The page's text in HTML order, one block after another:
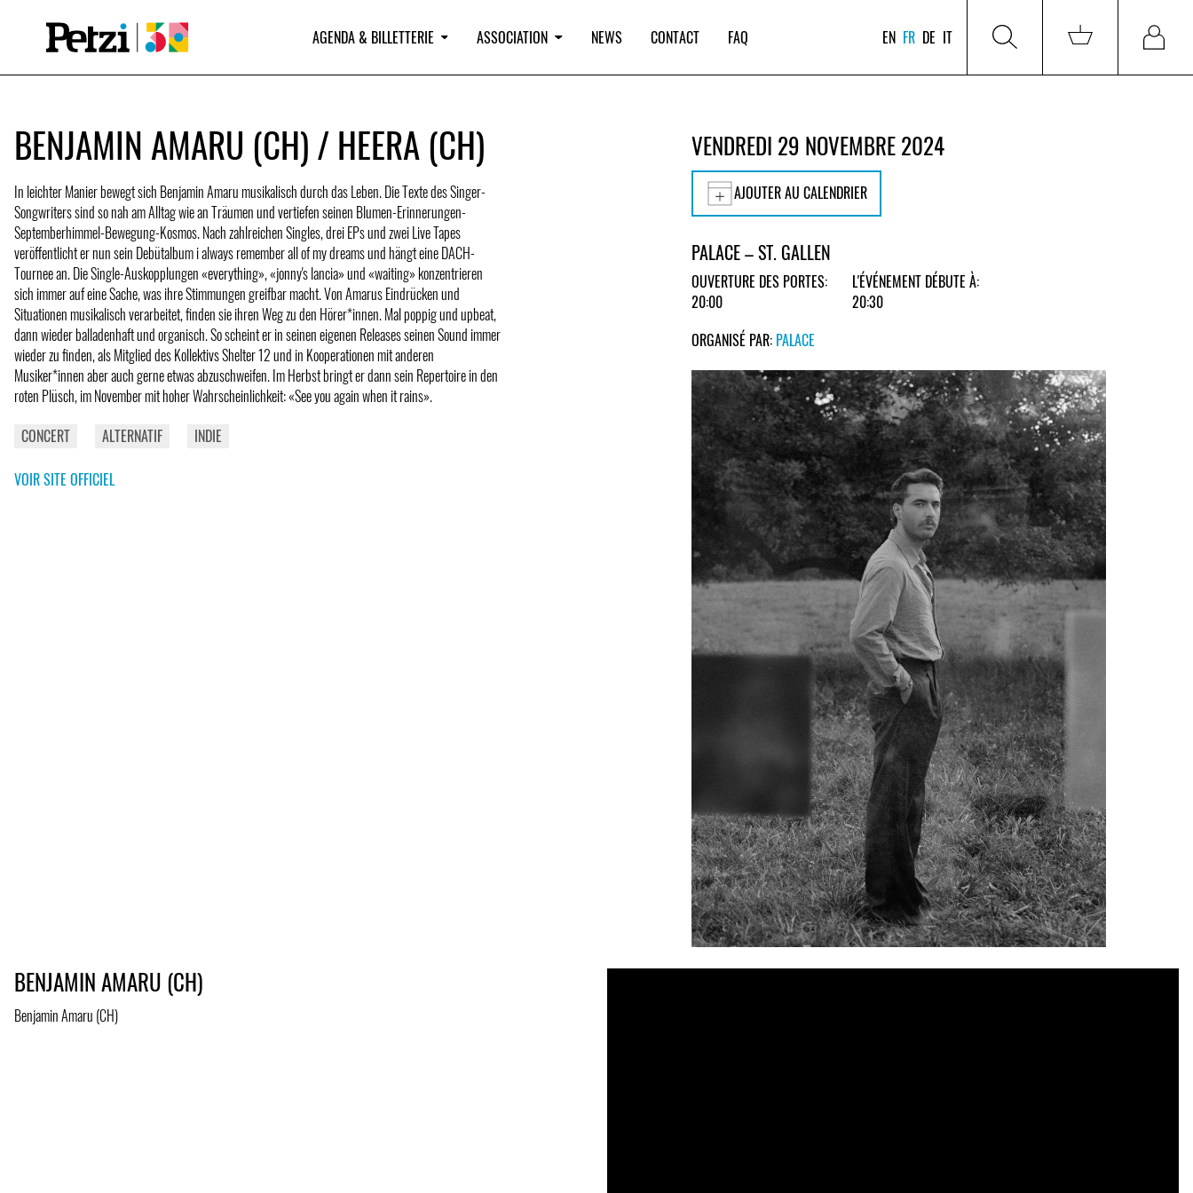
AGENDA & BILLETTERIE ASSOCIATION NEWS CONTACT FAQ EN FR DE IT
BENJAMIN AMARU (CH) / HEERA (CH)
In leichter Manier bewegt sich Benjamin Amaru musikalisch durch das Leben. Die Texte des Singer-
Songwriters sind so nah am Alltag wie an Träumen und vertiefen seinen Blumen-Erinnerungen-
Septemberhimmel-Bewegung-Kosmos. Nach zahlreichen Singles, drei EPs und zwei Live Tapes
veröffentlicht er nun sein Debütalbum i always remember all of my dreams und hängt eine DACH-
Tournee an. Die Single-Auskopplungen «everything», «jonny's lancia» und «waiting» konzentrieren
sich immer auf eine Sache, was ihre Stimmungen greifbar macht. Von Amarus Eindrücken und
Situationen musikalisch verarbeitet, finden sie ihren Weg zu den Hörer*innen. Mal poppig und upbeat,
dann wieder balladenhaft und organisch. So scheint er in seinen eigenen Releases seinen Sound immer
wieder zu finden, als Mitglied des Kollektivs Shelter 12 und in Kooperationen mit anderen
Musiker*innen aber auch gerne etwas abzuschweifen. Im Herbst bringt er dann sein Repertoire in den
roten Plüsch, im November mit hoher Wahrscheinlichkeit: «See you again when it rains».
CONCERT
ALTERNATIF INDIE
VOIR SITE OFFICIEL
VENDREDI 29 NOVEMBRE 2024
AJOUTER AU CALENDRIER
PALACE – ST. GALLEN
OUVERTURE DES PORTES:
20:00
L'ÉVÉNEMENT DÉBUTE À:
20:30
ORGANISÉ PAR: PALACE
BENJAMIN AMARU (CH)
Benjamin Amaru (CH)